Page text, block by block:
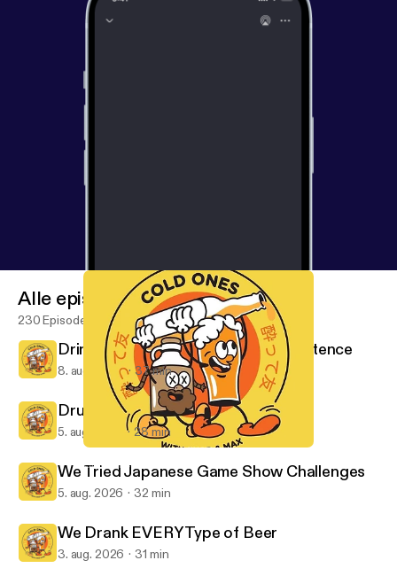
Cold Ones
Alle episoder
230 Episoder
Drinking the WORST Alcohol in Existence
8. aug. 2026 37 min
Drunk Australians Try Science
5. aug. 2026 28 min
We Tried Japanese Game Show Challenges
5. aug. 2026 32 min
We Drank EVERY Type of Beer
3. aug. 2026 31 min